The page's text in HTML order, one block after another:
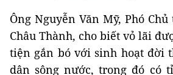
Ông Nguyễn Văn Mỹ, Phó
Châu Thành, cho biết vỏ lãi
tiện gắn bó với sinh hoạt đời
dân sông nước, trong đó có